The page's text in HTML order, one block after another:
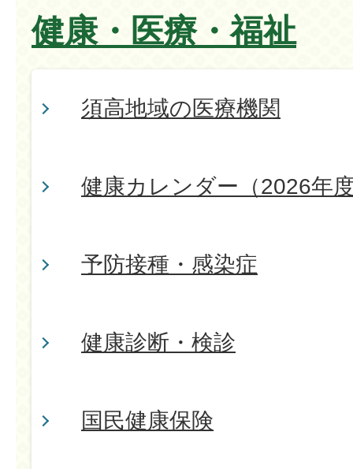
健康・医療・福祉
須高地域の医療機関
健康カレンダー（2026年
予防接種・感染症
健康診断・検診
国民健康保険